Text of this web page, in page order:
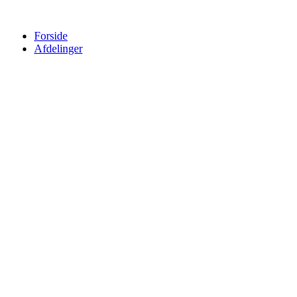
Forside
Afdelinger